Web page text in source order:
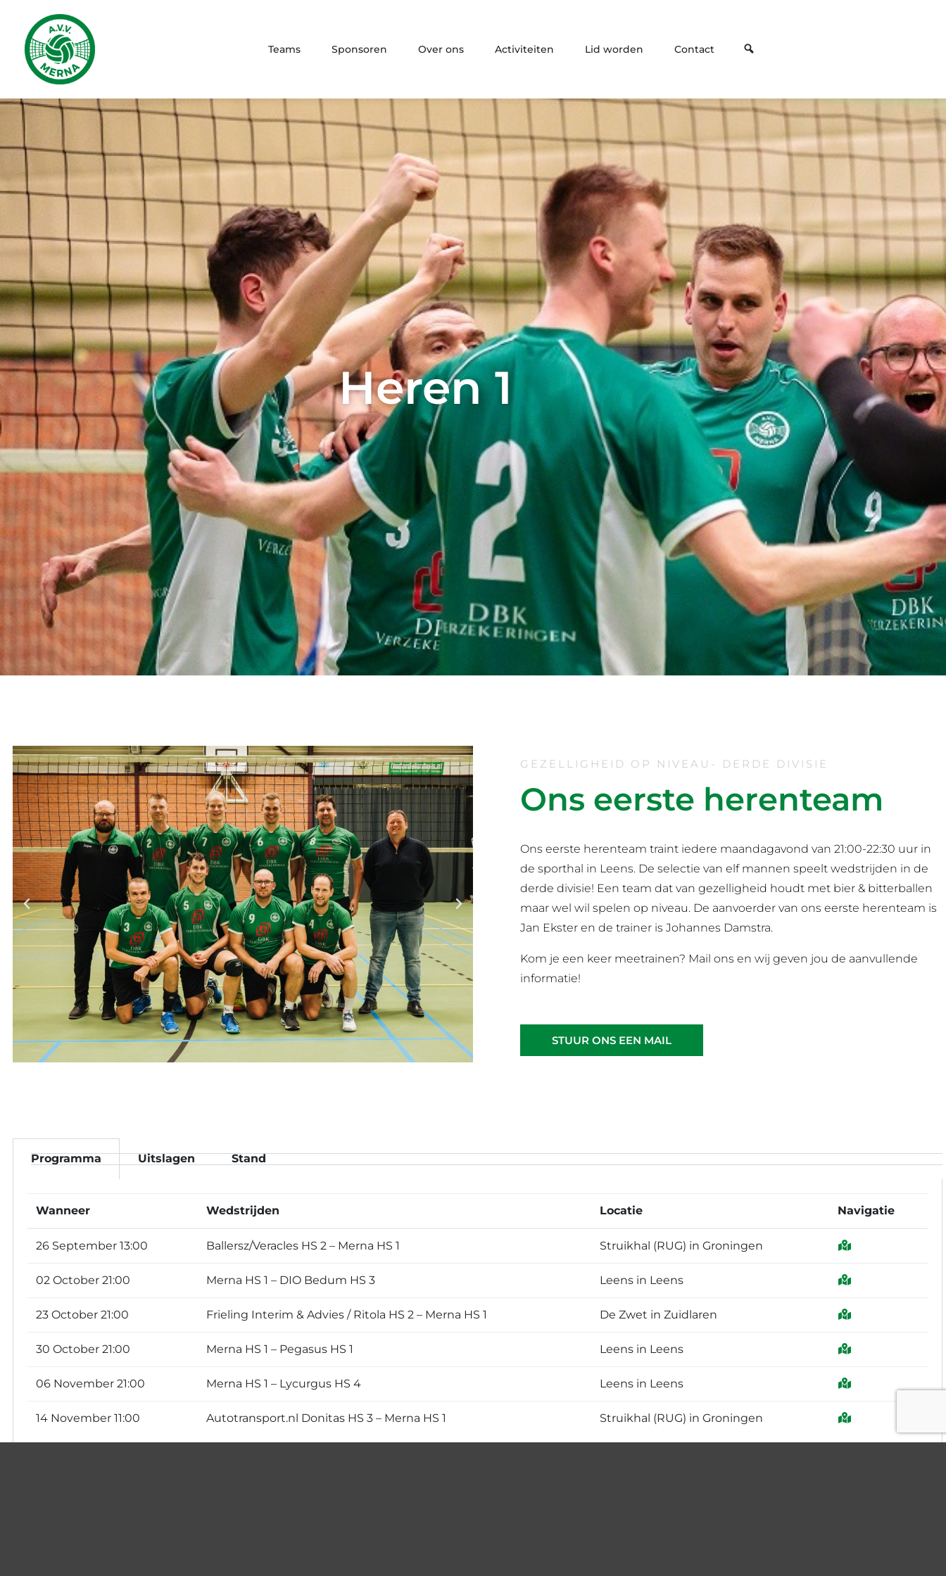
Teams Sponsoren Over ons Activiteiten Lid worden Contact
Heren 1
GEZELLIGHEID OP NIVEAU- DERDE DIVISIE
Ons eerste herenteam
Ons eerste herenteam traint iedere maandagavond van 21:00-22:30 uur in
de sporthal in Leens. De selectie van elf mannen speelt wedstrijden in de
derde divisie! Een team dat van gezelligheid houdt met bier & bitterballen
maar wel wil spelen op niveau. De aanvoerder van ons eerste herenteam is
Jan Ekster en de trainer is Johannes Damstra.
Kom je een keer meetrainen? Mail ons en wij geven jou de aanvullende
informatie!
STUUR ONS EEN MAIL
Programma Uitslagen Stand
Wanneer Wedstrijden Locatie Navigatie
26 September 13:00 Ballersz/Veracles HS 2 – Merna HS 1 Struikhal (RUG) in Groningen
02 October 21:00 Merna HS 1 – DIO Bedum HS 3 Leens in Leens
23 October 21:00 Frieling Interim & Advies / Ritola HS 2 – Merna HS 1 De Zwet in Zuidlaren
30 October 21:00 Merna HS 1 – Pegasus HS 1 Leens in Leens
06 November 21:00 Merna HS 1 – Lycurgus HS 4 Leens in Leens
14 November 11:00 Autotransport.nl Donitas HS 3 – Merna HS 1 Struikhal (RUG) in Groningen